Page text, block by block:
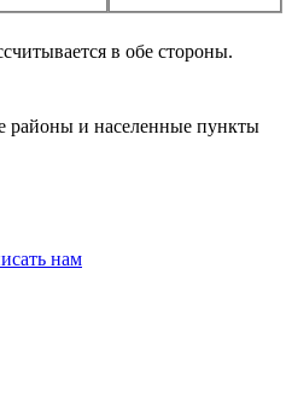
в обе стороны.
районы и населенные пункты
нам